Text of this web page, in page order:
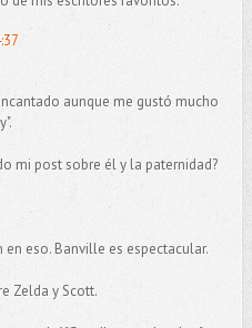
aunque me gustó mucho
mi post sobre él y la paternidad?
en eso. Banville es espectacular.
Zelda y Scott.